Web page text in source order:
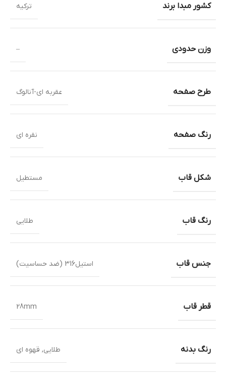
کشور مبدا برند ترکیه
وزن حدودی –
طرح صفحه عقربه ای-آنالوگ
رنگ صفحه نقره ای
شکل قاب مستطیل
رنگ قاب طلایی
جنس قاب استیل316 (ضد حساسیت)
قطر قاب 28mm
رنگ بدنه طلایی, قهوه ای